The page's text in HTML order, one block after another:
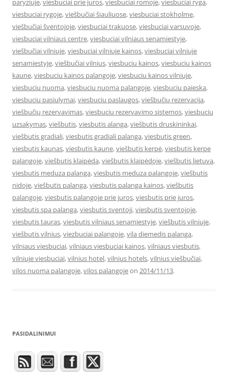
paryziuje,viesbuciai prie juros,viesbuciai romoje,viesbuciai ryga,
viesbuciai rygoje,viešbučiai šiauliuose,viesbuciai stokholme,
viešbučiai šventojoje,viesbuciai trakuose,viesbuciai varsuvoje,
viesbuciai vilniaus centre,viesbuciai vilniaus senamiestyje,
viešbučiai vilniuje,viesbuciai vilniuje kainos,viesbuciai vilniuje
senamiestyje,viešbučiai vilnius,viesbuciu kainos,viesbuciu kainos
kaune,viesbuciu kainos palangoje,viesbuciu kainos vilniuje,
viesbuciu nuoma,viesbuciu nuoma palangoje,viesbuciu paieska,
viesbuciu pasiulymai,viesbuciu paslaugos,viešbučių rezervacija,
viešbučių rezervavimas,viesbuciu rezervavimo sistemos,viesbuciu
uzsakymas,viešbutis,viesbutis alanga,viešbutis druskininkai,
viešbutis gradiali,viesbutis gradiali palanga,viesbutis green,
viesbutis kaunas,viesbutis kaune,viešbutis kerpė,viesbutis kerpe
palangoje,viešbutis klaipėda,viešbutis klaipėdoje,viešbutis lietuva,
viesbutis meduza palanga,viesbutis meduza palangoje,viešbutis
nidoje,viešbutis palanga,viesbutis palanga kainos,viešbutis
palangoje,viesbutis palangoje prie juros,viesbutis prie juros,
viesbutis spa palanga,viesbutis sventoji,viesbutis sventojoje,
viesbutis tauras,viesbutis vilniaus senamiestyje,viešbutis vilniuje,
viešbutis vilnius,viezbuciai palangoje,vila diemedis palanga,
vilniaus viesbuciai,vilniaus viesbuciai kainos,vilniaus viesbutis,
vilniuje viesbuciai,vilnius hotel,vilnius hotels,vilnius viešbučiai,
vilos nuoma palangoje,vilos palangojeon 2014/11/13.
PASIDALINIMUI